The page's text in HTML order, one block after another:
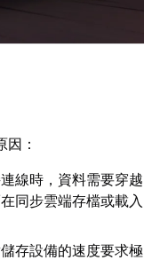
：
線時，資料需要穿越
同步雲端存檔或載入
存設備的速度要求極